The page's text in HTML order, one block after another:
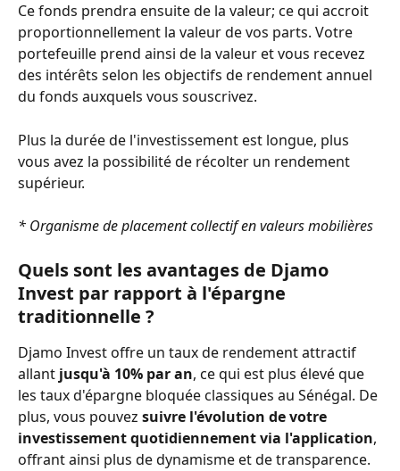
Ce fonds prendra ensuite de la valeur; ce qui accroit
proportionnellement la valeur de vos parts. Votre
portefeuille prend ainsi de la valeur et vous recevez
des intérêts selon les objectifs de rendement annuel
du fonds auxquels vous souscrivez.
Plus la durée de l'investissement est longue, plus
vous avez la possibilité de récolter un rendement
supérieur.
* Organisme de placement collectif en valeurs mobilières
Quels sont les avantages de Djamo
Invest par rapport à l'épargne
traditionnelle ?
Djamo Invest offre un taux de rendement attractif
allant jusqu'à 10% par an, ce qui est plus élevé que
les taux d'épargne bloquée classiques au Sénégal. De
plus, vous pouvez suivre l'évolution de votre
investissement quotidiennement via l'application,
offrant ainsi plus de dynamisme et de transparence.